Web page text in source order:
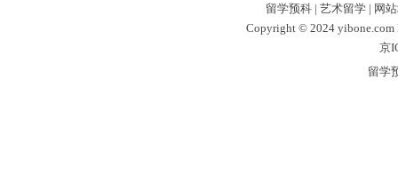
留学预科| 艺术留学| 网
Copyright © 2024 yibone.com
京
留学